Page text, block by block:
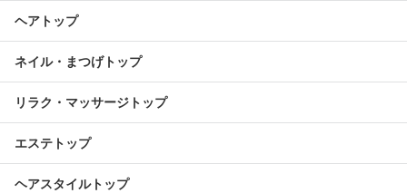
ヘアトップ
ネイル・まつげトップ
リラク・マッサージトップ
エステトップ
ヘアスタイルトップ